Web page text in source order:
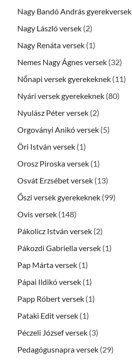
Nagy Bandó András gyerekversek
Nagy László versek (2)
Nagy Renáta versek (1)
Nemes Nagy Ágnes versek (32)
Nőnapi versek gyerekeknek (11)
Nyári versek gyerekeknek (80)
Nyulász Péter versek (2)
Orgoványi Anikó versek (5)
Öri István versek (1)
Orosz Piroska versek (1)
Osvát Erzsébet versek (13)
Őszi versek gyerekeknek (99)
Ovis versek (148)
Pákolicz István versek (2)
Pákozdi Gabriella versek (1)
Pap Márta versek (1)
Pápai Ildikó versek (1)
Papp Róbert versek (1)
Pataki Edit versek (1)
Péczeli József versek (3)
Pedagógusnapra versek (29)